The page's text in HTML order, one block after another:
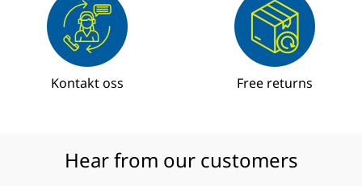
Kontakt oss Free returns
Hear from our customers